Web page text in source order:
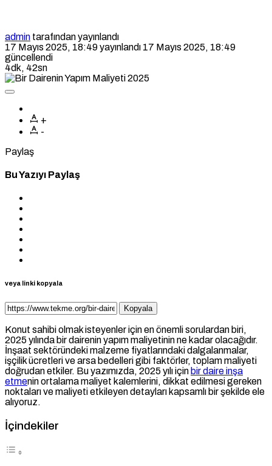
admin tarafından yayınlandı
17 Mayıs 2025, 18:49yayınlandı 17 Mayıs 2025, 18:49
güncellendi
4dk, 42sn
+
-
Paylaş
Bu Yazıyı Paylaş
veya linki kopyala
Kopyala
Konut sahibi olmak isteyenler için en önemli sorulardan biri,
2025 yılında bir dairenin yapım maliyetinin ne kadar olacağıdır.
İnşaat sektöründeki malzeme fiyatlarındaki dalgalanmalar,
işçilik ücretleri ve arsa bedelleri gibi faktörler, toplam maliyeti
doğrudan etkiler. Bu yazımızda, 2025 yılı için bir daire inşa
etmenin ortalama maliyet kalemlerini, dikkat edilmesi gereken
noktaları ve maliyeti etkileyen detayları kapsamlı bir şekilde ele
alıyoruz.
İçindekiler